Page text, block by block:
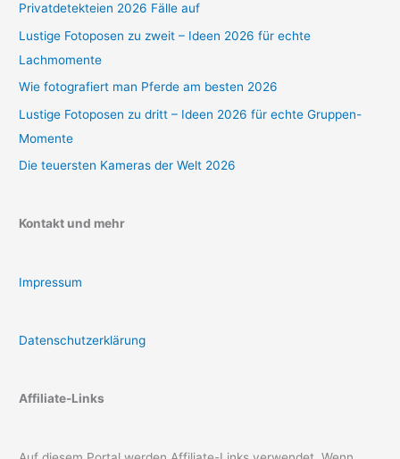
Privatdetekteien 2026 Fälle auf
Lustige Fotoposen zu zweit – Ideen 2026 für echte
Lachmomente
Wie fotografiert man Pferde am besten 2026
Lustige Fotoposen zu dritt – Ideen 2026 für echte Gruppen-
Momente
Die teuersten Kameras der Welt 2026
Kontakt und mehr
Impressum
Datenschutzerklärung
Affiliate-Links